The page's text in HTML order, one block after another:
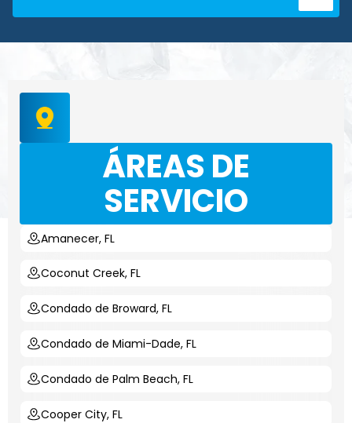
ÁREAS DE
SERVICIO
Amanecer, FL
Coconut Creek, FL
Condado de Broward, FL
Condado de Miami-Dade, FL
Condado de Palm Beach, FL
Cooper City, FL